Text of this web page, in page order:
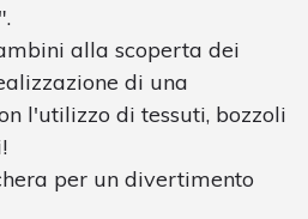
".
alla scoperta dei
di una
l'utilizzo di tessuti, bozzoli
per un divertimento